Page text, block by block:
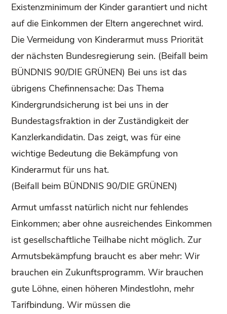
Existenzminimum der Kinder garantiert und nicht
auf die Einkommen der Eltern angerechnet wird.
Die Vermeidung von Kinderarmut muss Priorität
der nächsten Bundesregierung sein. (Beifall beim
BÜNDNIS 90/DIE GRÜNEN) Bei uns ist das
übrigens Chefinnensache: Das Thema
Kindergrundsicherung ist bei uns in der
Bundestagsfraktion in der Zuständigkeit der
Kanzlerkandidatin. Das zeigt, was für eine
wichtige Bedeutung die Bekämpfung von
Kinderarmut für uns hat.
(Beifall beim BÜNDNIS 90/DIE GRÜNEN)
Armut umfasst natürlich nicht nur fehlendes
Einkommen; aber ohne ausreichendes Einkommen
ist gesellschaftliche Teilhabe nicht möglich. Zur
Armutsbekämpfung braucht es aber mehr: Wir
brauchen ein Zukunftsprogramm. Wir brauchen
gute Löhne, einen höheren Mindestlohn, mehr
Tarifbindung. Wir müssen die